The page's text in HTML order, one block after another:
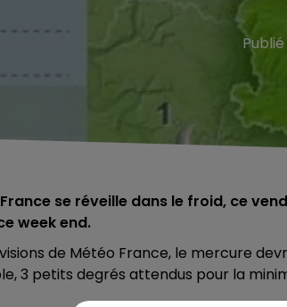
se réveille dans le froid, ce
week end.
de Météo France, le mercure
3 petits degrés attendus pour la